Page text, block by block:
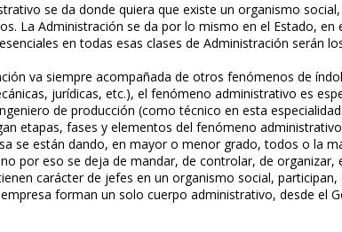
se da donde quiera que existe un organismo
La Administración se da por lo mismo en el Estado, en
en todas esas clases de Administración serán
va siempre acompañada de otros fenómenos de
jurídicas, etc.), el fenómeno administrativo es
de producción (como técnico en esta
etapas, fases y elementos del fenómeno
se están dando, en mayor o menor grado, todos o la
por eso se deja de mandar, de controlar, de organizar,
carácter de jefes en un organismo social,
forman un solo cuerpo administrativo, desde el